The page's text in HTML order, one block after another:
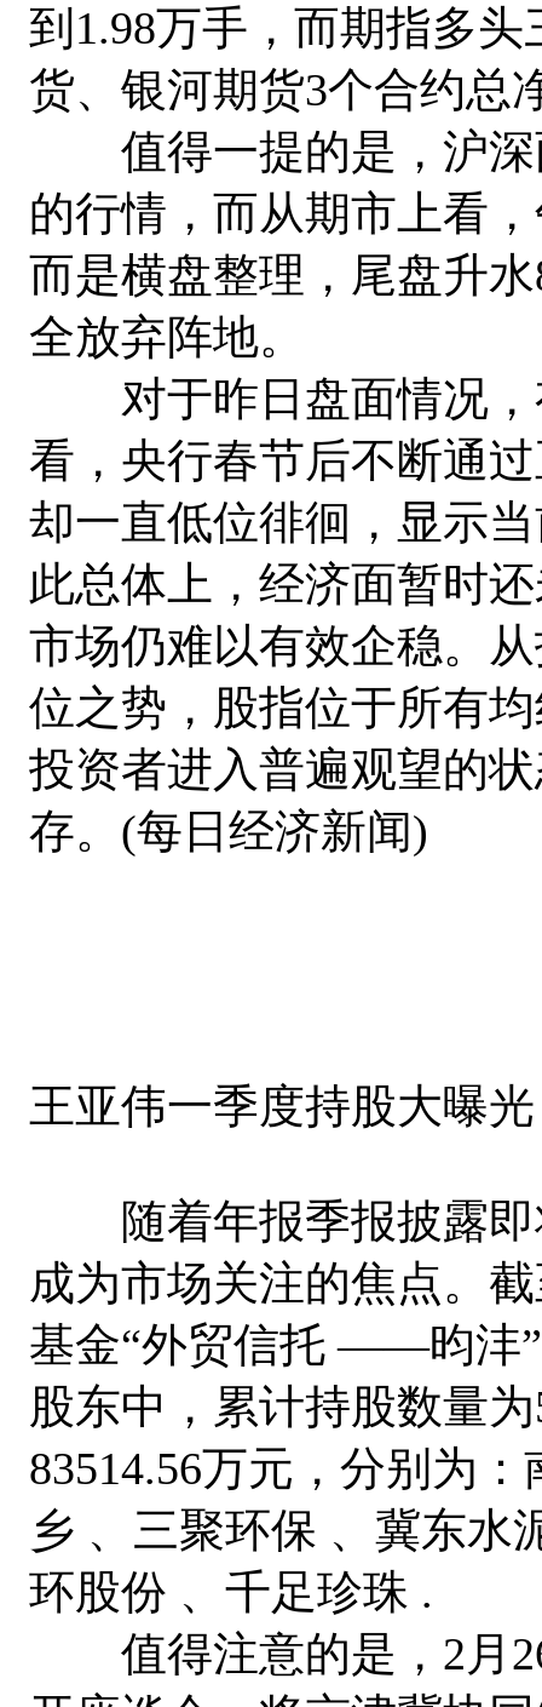
到1.98万手，而期指多
货、银河期货3个合约总
值得一提的是，沪深
的行情，而从期市上看
而是横盘整理，尾盘升
全放弃阵地。
对于昨日盘面情况，
看，央行春节后不断通
却一直低位徘徊，显示
此总体上，经济面暂时
市场仍难以有效企稳。
位之势，股指位于所有
投资者进入普遍观望的
存。(每日经济新闻)
王亚伟一季度持股大曝
随着年报季报披露即
成为市场关注的焦点。
基金“外贸信托 ——昀沣
股东中，累计持股数量
83514.56万元，分别为
乡 、三聚环保 、冀东水
环股份 、千足珍珠 .
值得注意的是，2月